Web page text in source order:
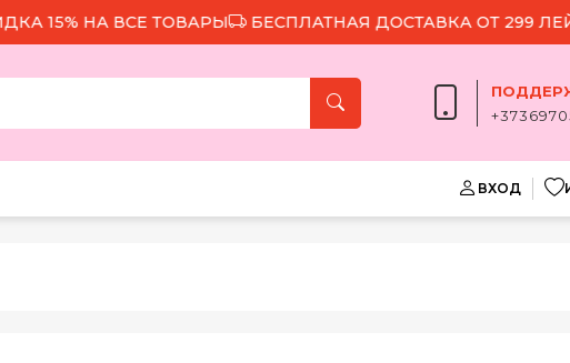
НА ВСЕ ТОВАРЫ БЕСПЛАТНАЯ ДОСТАВКА ОТ 299 ЛЕЙ
ВХОД